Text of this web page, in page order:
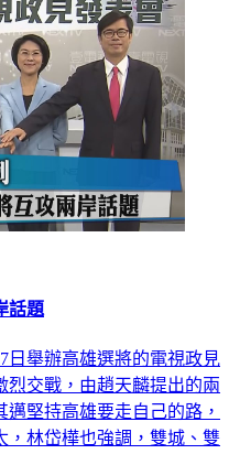
話題
日舉辦高雄選將的電視政見
烈交戰，由趙天麟提出的兩
堅持高雄要走自己的路，
，林岱樺也強調，雙城、雙